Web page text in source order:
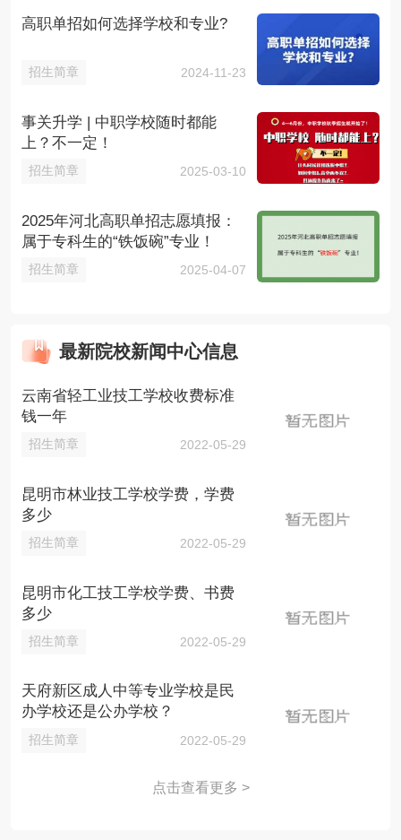
高职单招如何选择学校和专业?
招生简章 2024-11-23
事关升学 | 中职学校随时都能
上？不一定！
招生简章 2025-03-10
2025年河北高职单招志愿填报：
属于专科生的“铁饭碗”专业！
招生简章 2025-04-07
最新院校新闻中心信息
云南省轻工业技工学校收费标准
钱一年
招生简章 2022-05-29
昆明市林业技工学校学费，学费
多少
招生简章 2022-05-29
昆明市化工技工学校学费、书费
多少
招生简章 2022-05-29
天府新区成人中等专业学校是民
办学校还是公办学校？
招生简章 2022-05-29
点击查看更多 >